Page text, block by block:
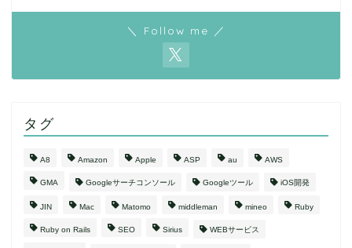
＼ Follow me ／
タグ
A8 Amazon Apple ASP au AWS
GMA Googleサーチコンソール Googleツール iOS開発
JIN Mac Matomo middleman mineo Ruby
Ruby on Rails SEO Sirius WEBサービス